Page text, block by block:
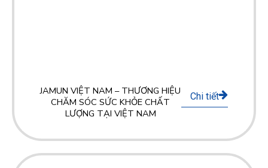
JAMUN VIỆT NAM – THƯƠNG HIỆU
CHĂM SÓC SỨC KHỎE CHẤT
LƯỢNG TẠI VIỆT NAM
Chi tiết